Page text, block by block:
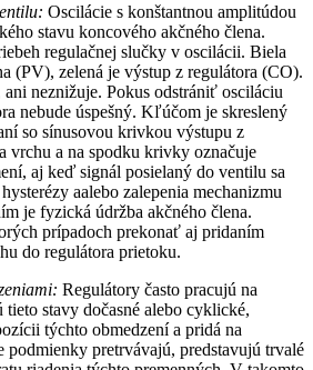
Oscilácie s konštantnou amplitúdou
stavu koncového akčného člena.
regulačnej slučky v oscilácii. Biela
(PV), zelená je výstup z regulátora (CO).
ani neznižuje. Pokus odstrániť osciláciu
nebude úspešný. Kľúčom je skreslený
so sínusovou krivkou výstupu z
vrchu a na spodku krivky označuje
aj keď signál posielaný do ventilu sa
aalebo zalepenia mechanizmu
je fyzická údržba akčného člena.
prípadoch prekonať aj pridaním
do regulátora prietoku.
Regulátory často pracujú na
stavy dočasné alebo cyklické,
týchto obmedzení a pridá na
podmienky pretrvávajú, predstavujú trvalé